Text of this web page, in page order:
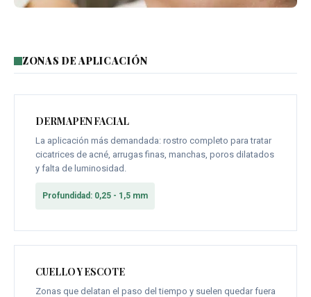
ZONAS DE APLICACIÓN
DERMAPEN FACIAL
La aplicación más demandada: rostro completo para tratar
cicatrices de acné, arrugas finas, manchas, poros dilatados
y falta de luminosidad.
Profundidad: 0,25 - 1,5 mm
CUELLO Y ESCOTE
Zonas que delatan el paso del tiempo y suelen quedar fuera